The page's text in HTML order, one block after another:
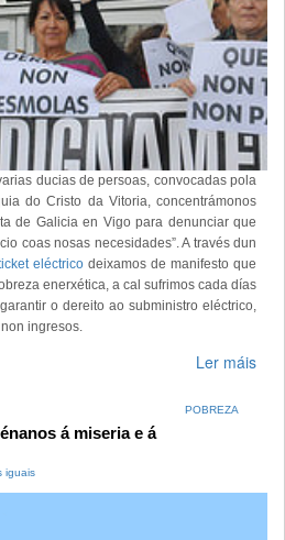
ducias de persoas, convocadas pola
do Cristo da Vitoria, concentrámonos
de Galicia en Vigo para denunciar que
coas nosas necesidades”. A través dun
eléctrico deixamos de manifesto que
enerxética, a cal sufrimos cada días
o dereito ao subministro eléctrico,
ingresos.
Ler máis
POBREZA
á miseria e á
iguais